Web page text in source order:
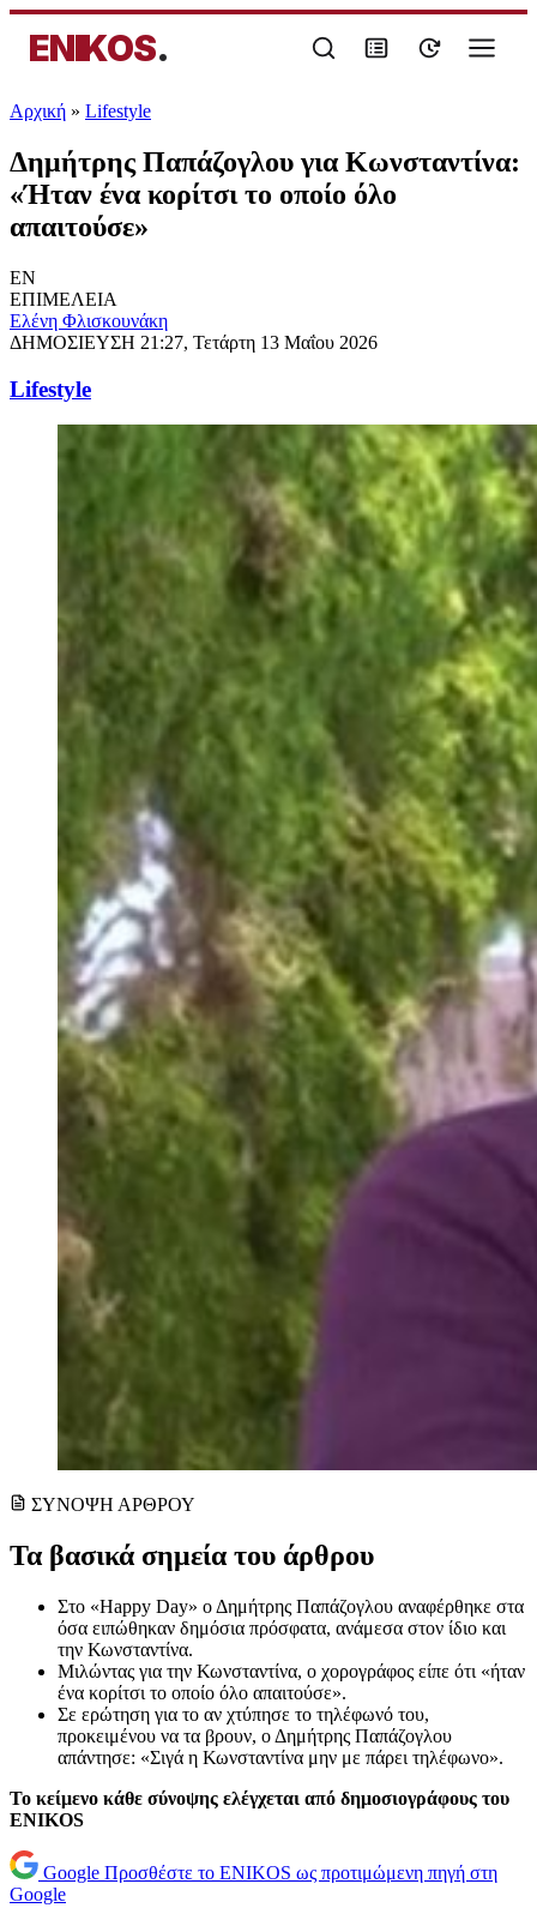
ENIKOS.
Αρχική » Lifestyle
Δημήτρης Παπάζογλου για Κωνσταντίνα:
«Ήταν ένα κορίτσι το οποίο όλο
απαιτούσε»
EN
ΕΠΙΜΕΛΕΙΑ
Ελένη Φλισκουνάκη
ΔΗΜΟΣΙΕΥΣΗ 21:27, Τετάρτη 13 Μαΐου 2026
Lifestyle
ΣΥΝΟΨΗ ΑΡΘΡΟΥ
Τα βασικά σημεία του άρθρου
Στο «Happy Day» ο Δημήτρης Παπάζογλου αναφέρθηκε στα
όσα ειπώθηκαν δημόσια πρόσφατα, ανάμεσα στον ίδιο και
την Κωνσταντίνα.
Μιλώντας για την Κωνσταντίνα, ο χορογράφος είπε ότι «ήταν
ένα κορίτσι το οποίο όλο απαιτούσε».
Σε ερώτηση για το αν χτύπησε το τηλέφωνό του,
προκειμένου να τα βρουν, ο Δημήτρης Παπάζογλου
απάντησε: «Σιγά η Κωνσταντίνα μην με πάρει τηλέφωνο».
Το κείμενο κάθε σύνοψης ελέγχεται από δημοσιογράφους του
ENIKOS
Google Προσθέστε το ENIKOS ως προτιμώμενη πηγή στη
Google